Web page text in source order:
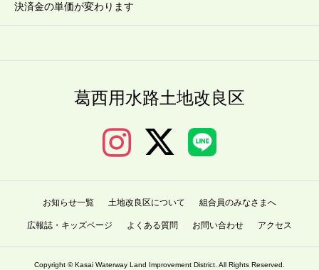
決済金の単価が変わります
葛西用水路土地改良区
お知らせ一覧 土地改良区について 組合員のみなさまへ
広報誌・キッズページ よくある質問 お問い合わせ アクセス
Copyright © Kasai Waterway Land Improvement District. All Rights Reserved.